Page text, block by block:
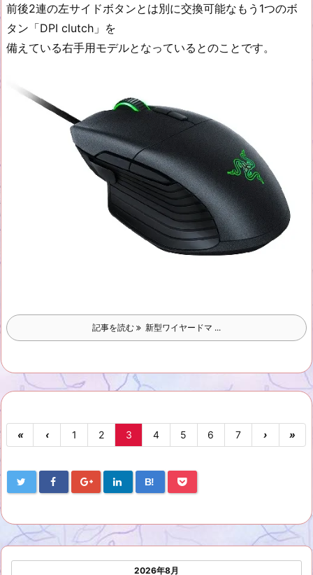
前後2連の左サイドボタンとは別に交換可能なもう1つのボ
タン「DPI clutch」を
備えている右手用モデルとなっているとのことです。
記事を読む 新型ワイヤードマ ...
« ‹ 1 2 3 4 5 6 7 › »
B!
2026年8月